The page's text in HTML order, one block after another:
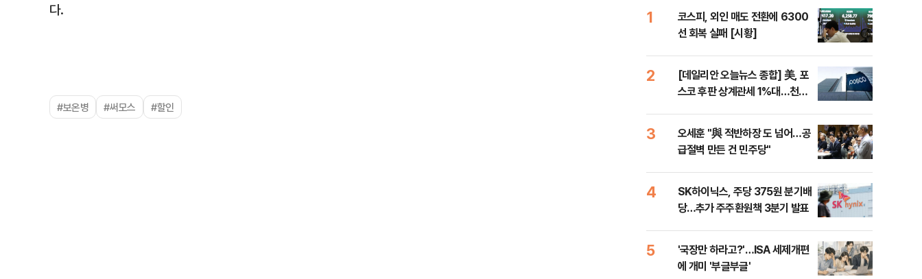
다.
#보온병 #써모스 #할인
1
코스피, 외인 매도 전환에 6300
선 회복 실패 [시황]
2
[데일리안 오늘뉴스 종합] 美, 포
스코 후판 상계관세 1%대…천하
3
오세훈 "與 적반하장 도 넘어…공
급절벽 만든 건 민주당"
4
SK하이닉스, 주당 375원 분기배
당…추가 주주환원책 3분기 발표
5
'국장만 하라고?'…ISA 세제개편
에 개미 '부글부글'